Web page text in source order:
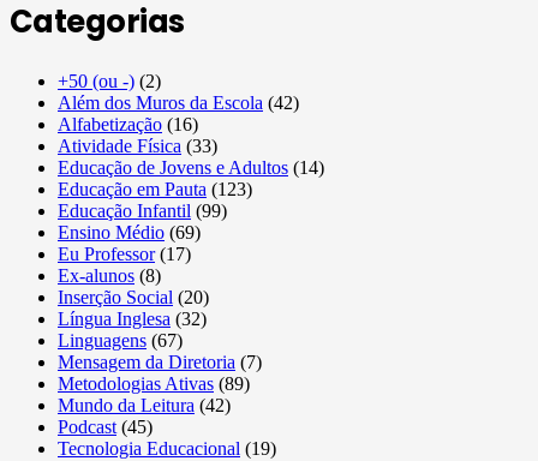
Categorias
+50 (ou -) (2)
Além dos Muros da Escola (42)
Alfabetização (16)
Atividade Física (33)
Educação de Jovens e Adultos (14)
Educação em Pauta (123)
Educação Infantil (99)
Ensino Médio (69)
Eu Professor(17)
Ex-alunos (8)
Inserção Social (20)
Língua Inglesa (32)
Linguagens (67)
Mensagem da Diretoria (7)
Metodologias Ativas (89)
Mundo da Leitura (42)
Podcast (45)
Tecnologia Educacional (19)